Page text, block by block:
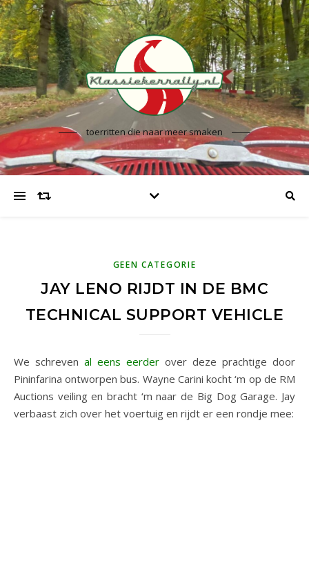
toerritten die naar meer smaken
GEEN CATEGORIE
JAY LENO RIJDT IN DE BMC
TECHNICAL SUPPORT VEHICLE
We schreven al eens eerder over deze prachtige door
Pininfarina ontworpen bus. Wayne Carini kocht ‘m op de RM
Auctions veiling en bracht ‘m naar de Big Dog Garage. Jay
verbaast zich over het voertuig en rijdt er een rondje mee: